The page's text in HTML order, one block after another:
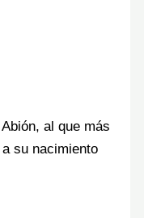
al que más
su nacimiento